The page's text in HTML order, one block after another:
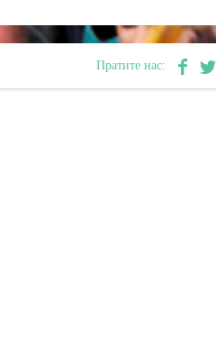
Пратите нас: